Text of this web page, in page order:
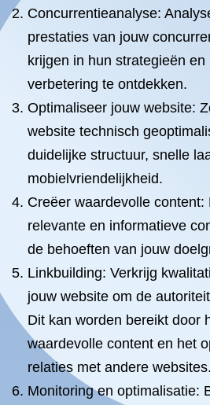
Concurrentieanalyse:
prestaties van jouw
krijgen in hun strategieën
verbetering te ontdekken.
Optimaliseer jouw website:
website technisch
duidelijke structuur, snelle
mobielvriendelijkheid.
Creëer waardevolle
relevante en informatieve
de behoeften van jouw
Linkbuilding: Verkrijg
jouw website om de
Dit kan worden bereikt door
waardevolle content en het
relaties met andere websites.
Monitoring en optimalisatie: